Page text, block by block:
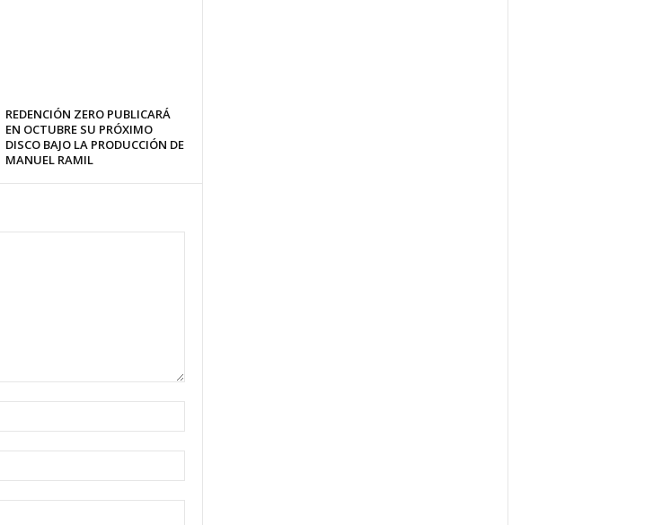
REDENCIÓN ZERO PUBLICARÁ
EN OCTUBRE SU PRÓXIMO
DISCO BAJO LA PRODUCCIÓN DE
MANUEL RAMIL